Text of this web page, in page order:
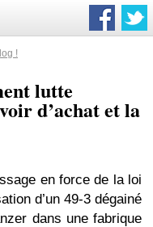
!
lutte
d’achat et la
en force de la loi
d’un 49-3 dégainé
dans une fabrique